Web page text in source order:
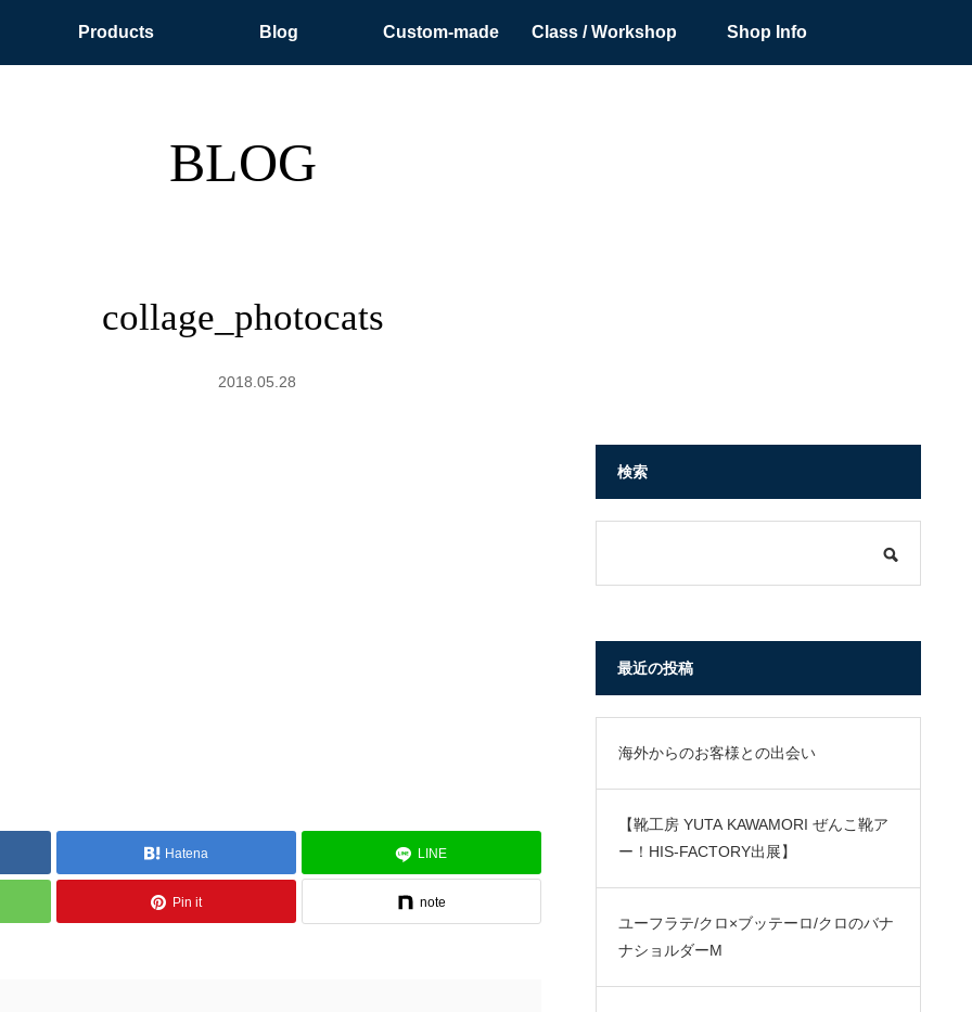
Products Blog Custom-made Class / Workshop Shop Info
BLOG
collage_photocats
2018.05.28
Hatena LINE
Pin it note
検索
最近の投稿
海外からのお客様との出会い
【靴工房 YUTA KAWAMORI ぜんこ靴ア
ー！HIS-FACTORY出展】
ユーフラテ/クロ×ブッテーロ/クロのバナ
ナショルダーM